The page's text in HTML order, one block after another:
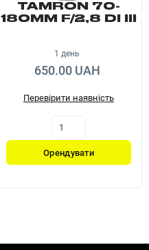
TAMRON 70-
180MM F/2,8 DI III
1 день
650.00 UAH
Перевірити наявність
Орендувати